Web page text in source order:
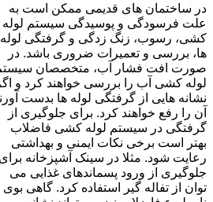
در ساختمان های قدیمی ممکن است به
علت فرسودگی و پوسیدگی سیستم لوله
کشی، رسوب، زنگ زدگی و گرفتگی لوله
ها، بررسی و تعمیرات ضروری باشد. در
صورت افت فشار آب، متخصصان
لوله کشی آب را بررسی خواهند کرد و اگر
نشانه هایی از گرفتگی لوله ها بدست
آن را رفع خواهند کرد. برای جلوگیری از
گرفتگی در سیستم لوله کشی فاضلاب
بهتر است برخی نکات ایمنی و بهداشتی
رعایت شود. مثلا در سینک آشپزخانه برای
جلوگیری از ورود پسماندهای غذایی می
توان از تفاله گیر استفاده کرد. گاهی بوی